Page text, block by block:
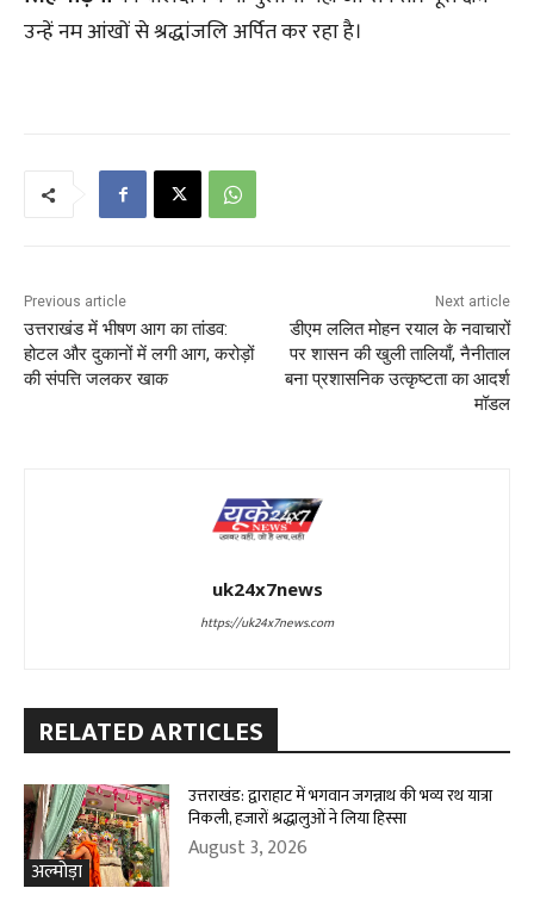
उन्हें नम आंखों से श्रद्धांजलि अर्पित कर रहा है।
Previous article
उत्तराखंड में भीषण आग का तांडव:
होटल और दुकानों में लगी आग, करोड़ों
की संपत्ति जलकर खाक
Next article
डीएम ललित मोहन रयाल के नवाचारों
पर शासन की खुली तालियाँ, नैनीताल
बना प्रशासनिक उत्कृष्टता का आदर्श
मॉडल
uk24x7news
https://uk24x7news.com
RELATED ARTICLES
अल्मोड़ा
उत्तराखंड: द्वाराहाट में भगवान जगन्नाथ की भव्य रथ यात्रा
निकली, हजारों श्रद्धालुओं ने लिया हिस्सा
August 3, 2026